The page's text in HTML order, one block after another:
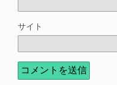
サイト